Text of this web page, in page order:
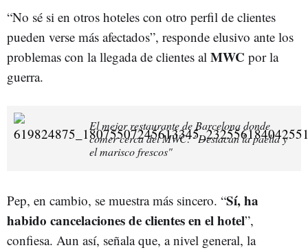
“No sé si en otros hoteles con otro perfil de clientes
pueden verse más afectados”, responde elusivo ante los
problemas con la llegada de clientes al MWC por la
guerra.
El mejor restaurante de Barcelona donde
comer cerca del MWC: "Destacan la paella y
el marisco frescos"
Pep, en cambio, se muestra más sincero. “Sí, ha
habido cancelaciones de clientes en el hotel”,
confiesa. Aun así, señala que, a nivel general, la